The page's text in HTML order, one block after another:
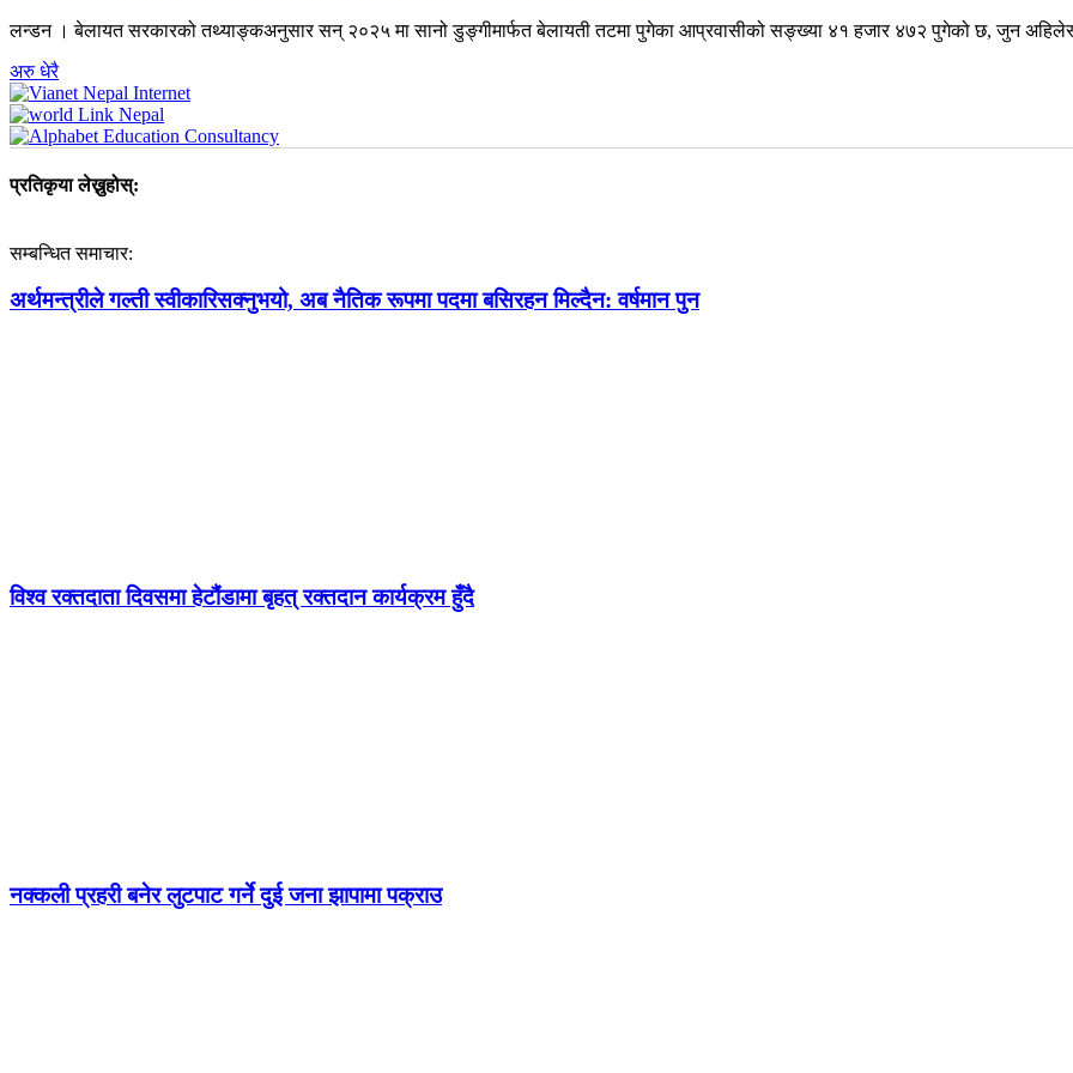
लन्डन । बेलायत सरकारको तथ्याङ्कअनुसार सन् २०२५ मा सानो डुङ्गीमार्फत बेलायती तटमा पुगेका आप्रवासीको सङ्ख्या ४१ हजार ४७२ पुगेको छ, जुन
अरु धेरै
प्रतिकृया लेख्नुहोस्:
सम्बन्धित समाचार:
अर्थमन्त्रीले गल्ती स्वीकारिसक्नुभयो, अब नैतिक रूपमा पदमा बसिरहन मिल्दैन: वर्षमान पुन
विश्व रक्तदाता दिवसमा हेटौंडामा बृहत् रक्तदान कार्यक्रम हुँदै
नक्कली प्रहरी बनेर लुटपाट गर्ने दुई जना झापामा पक्राउ